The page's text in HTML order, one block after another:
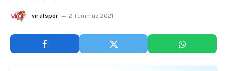
viralspor 2 Temmuz 2021